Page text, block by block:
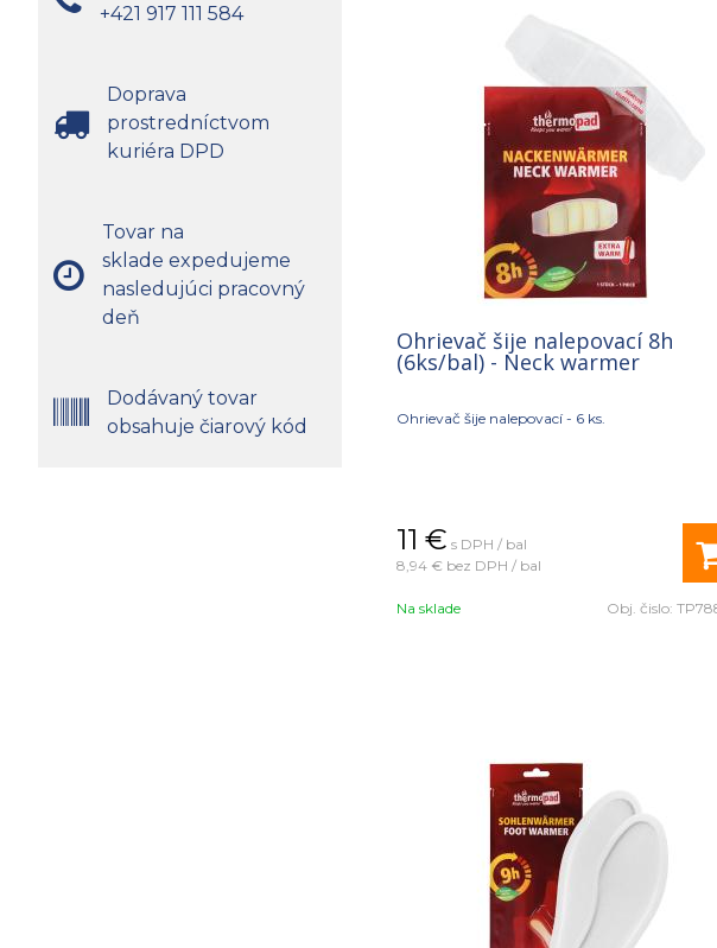
Ohrievač šije nalepovací 8h
(6ks/bal) - Neck warmer
Ohrievač šije nalepovací - 6 ks.
11 € s DPH / bal
8,94 € bez DPH / bal
Na sklade Obj. čislo:
+421 917 111 584
Doprava
prostredníctvom
kuriéra DPD
Tovar na
sklade expedujeme
nasledujúci pracovný
deň
Dodávaný tovar
obsahuje čiarový kód